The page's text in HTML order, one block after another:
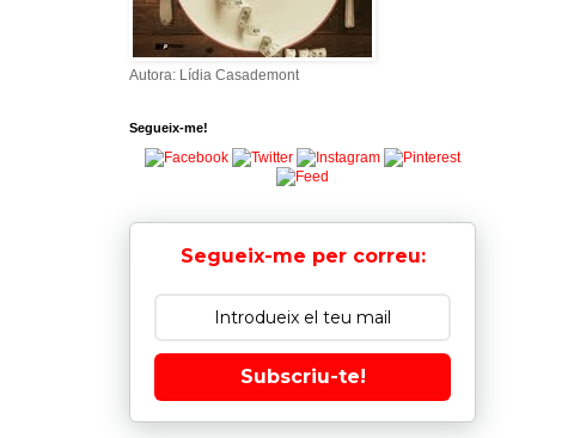
Autora: Lídia Casademont
Segueix-me!
Segueix-me per correu:
Subscriu-te!